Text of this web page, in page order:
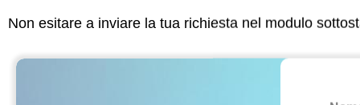
Non esitare a inviare la tua richiesta nel modulo